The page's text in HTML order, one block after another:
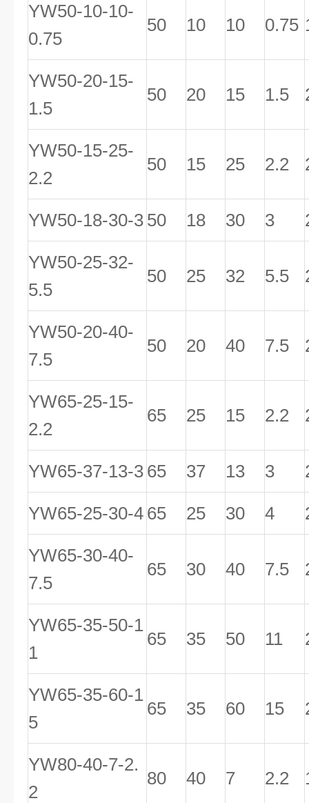
YW50-10-10-
0.75
50 10 10 0.75
YW50-20-15-
1.5
50 20 15 1.5
YW50-15-25-
2.2
50 15 25 2.2
YW50-18-30-3 50 18 30 3
YW50-25-32-
5.5
50 25 32 5.5
YW50-20-40-
7.5
50 20 40 7.5
YW65-25-15-
2.2
65 25 15 2.2
YW65-37-13-3 65 37 13 3
YW65-25-30-4 65 25 30 4
YW65-30-40-
7.5
65 30 40 7.5
YW65-35-50-1
1
65 35 50 11
YW65-35-60-1
5
65 35 60 15
YW80-40-7-2.
2
80 40 7 2.2